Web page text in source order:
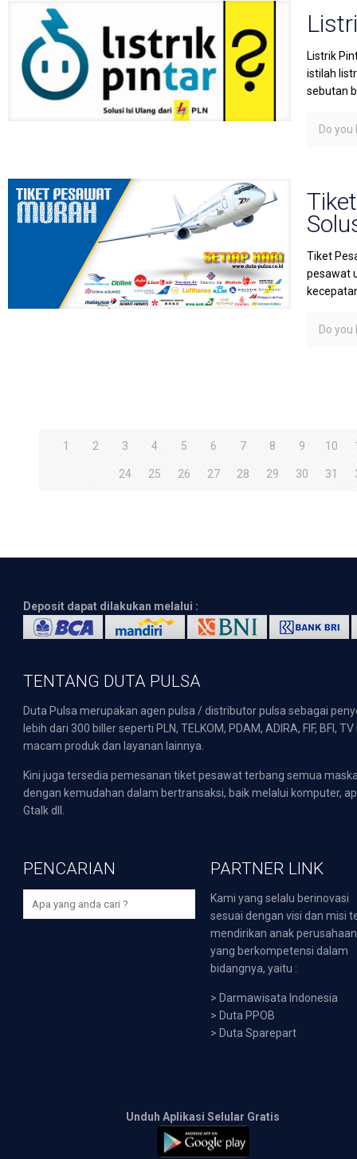
Listrik
istilah
sebutan
Do you
Tiket
pesawat
Do you
1 2 3 4 5 6 7 8 9 10
24 25 26 27 28 29 30 31
Deposit dapat dilakukan melalui :
TENTANG DUTA PULSA
Duta Pulsa merupakan agen pulsa / distributor pulsa sebagai
lebih dari 300 biller seperti PLN, TELKOM, PDAM, ADIRA, FIF,
macam produk dan layanan lainnya.
Kini juga tersedia pemesanan tiket pesawat terbang semua
dengan kemudahan dalam bertransaksi, baik melalui komputer,
Gtalk dll.
PENCARIAN PARTNER LINK
Kami yang selalu berinovasi
sesuai dengan visi dan misi
mendirikan anak perusahaan
yang berkompetensi dalam
bidangnya, yaitu :
> Darmawisata Indonesia
> Duta PPOB
> Duta Sparepart
Unduh Aplikasi Selular Gratis